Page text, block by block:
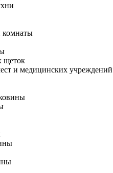
комнаты
щеток
и медицинских учреждений